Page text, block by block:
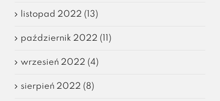
listopad 2022 (13)
październik 2022 (11)
wrzesień 2022 (4)
sierpień 2022 (8)